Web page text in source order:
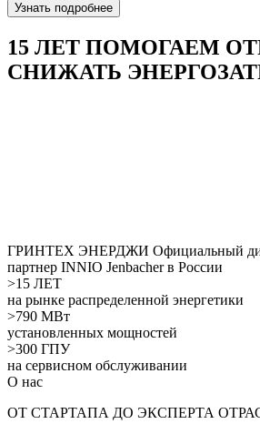
Узнать подробнее
15 ЛЕТ ПОМОГАЕМ
СНИЖАТЬ
ГРИНТЕХ ЭНЕРДЖИ Официальный
партнер INNIO Jenbacher в России
>15 ЛЕТ
на рынке распределенной энергетики
>790 МВт
установленных мощностей
>300 ГПУ
на сервисном обслуживании
О нас
ОТ СТАРТАПА ДО ЭКСПЕРТА